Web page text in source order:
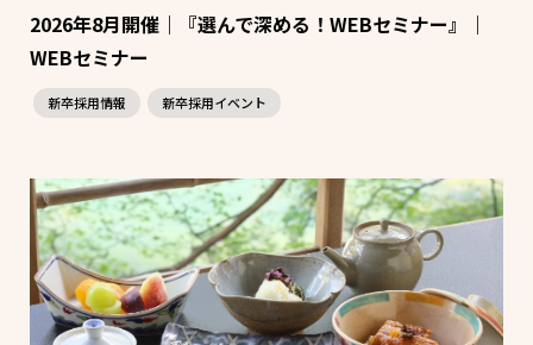
2026年8月開催｜『選んで深める！WEBセミナー』｜
WEBセミナー
新卒採用情報 新卒採用イベント